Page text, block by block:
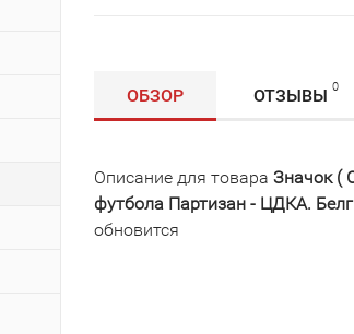
ОБЗОР ОТЗЫВЫ 0
Описание для товара Значок (
футбола Партизан - ЦДКА.
обновится